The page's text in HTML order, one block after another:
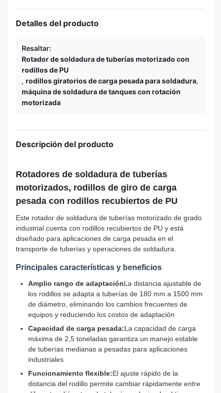
Detalles del producto
Resaltar:
Rotador de soldadura de tuberías motorizado con
rodillos de PU
, rodillos giratorios de carga pesada para soldadura,
máquina de soldadura de tanques con rotación
motorizada
Descripción del producto
Rotadores de soldadura de tuberías
motorizados, rodillos de giro de carga
pesada con rodillos recubiertos de PU
Este rotador de soldadura de tuberías motorizado de grado
industrial cuenta con rodillos recubiertos de PU y está
diseñado para aplicaciones de carga pesada en el
transporte de tuberías y operaciones de soldadura.
Principales características y beneficios
Amplio rango de adaptaciónLa distancia ajustable de
los rodillos se adapta a tuberías de 180 mm a 1500 mm
de diámetro, eliminando los cambios frecuentes de
equipos y reduciendo los costos de adaptación
Capacidad de carga pesada:La capacidad de carga
máxima de 2,5 toneladas garantiza un manejo estable
de tuberías medianas a pesadas para aplicaciones
industriales
Funcionamiento flexible:El ajuste rápido de la
distancia del rodillo permite cambiar rápidamente entre